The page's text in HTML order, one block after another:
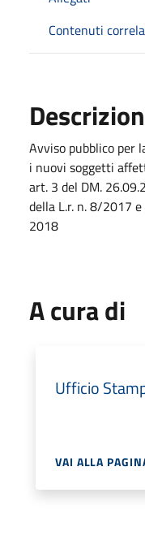
Contenuti
Avviso pubblico per
i nuovi soggetti
art. 3 del DM.
della L.r. n. 8/2017 e
2018
A cura di
Ufficio
VAI ALLA